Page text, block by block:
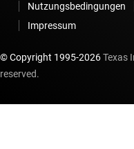
Nutzungsbedingungen
Impressum
© Copyright 1995-2026Texas
reserved.